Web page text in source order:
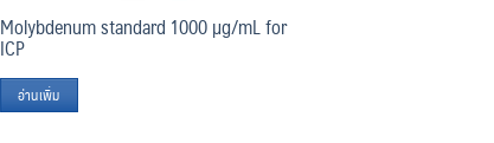
Molybdenum standard 1000 µg/mL for
ICP
อ่านเพิ่ม